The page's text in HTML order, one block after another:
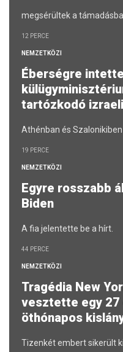
megsérültek a
12 PERCE
NEMZETKÖZI
Éberségre
tartózkodó
Athénban és
19 PERCE
NEMZETKÖZI
Egyre rosszabb
Biden
A fia jelentette be a hírt.
44 PERCE
NEMZETKÖZI
Tragédia New
vesztette egy 27
öthónapos
Tizenkét embert sikerült